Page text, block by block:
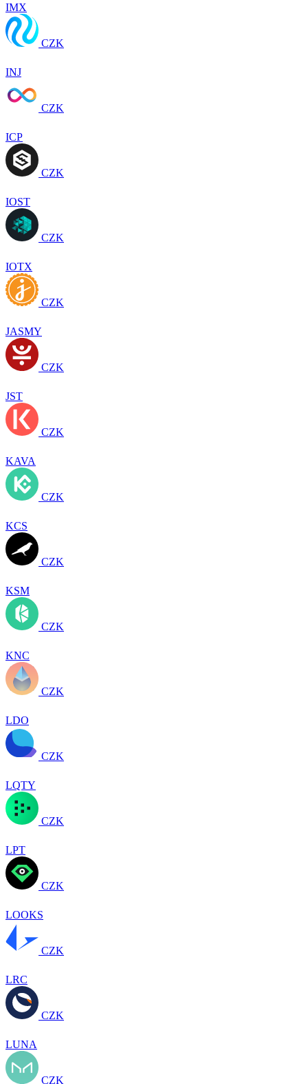
IMX
CZK
INJ
CZK
ICP
CZK
IOST
CZK
IOTX
CZK
JASMY
CZK
JST
CZK
KAVA
CZK
KCS
CZK
KSM
CZK
KNC
CZK
LDO
CZK
LQTY
CZK
LPT
CZK
LOOKS
CZK
LRC
CZK
LUNA
CZK